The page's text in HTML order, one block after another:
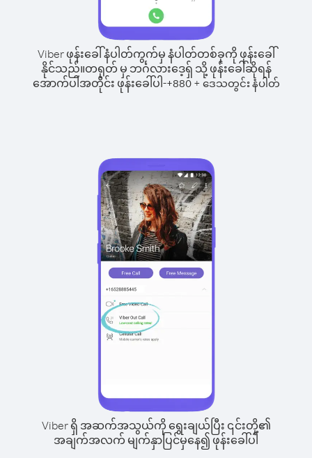
Viber ဖုန်းခေါ်နံပါတ်ကွက်မှ နံပါတ်တစ်ခုကို ဖုန်းခေါ်
နိုင်သည်။တရုတ် မှ ဘင်္ဂလားဒေ့ရှ် သို့ ဖုန်းခေါ်ဆိုရန်
အောက်ပါအတိုင်း ဖုန်းခေါ်ပါ-+880+ ဒေသတွင်း နံပါတ်
Viber ရှိ အဆက်အသွယ်ကို ရွေးချယ်ပြီး ၎င်းတို့၏
အချက်အလက် မျက်နှာပြင်မှနေ၍ ဖုန်းခေါ်ပါ